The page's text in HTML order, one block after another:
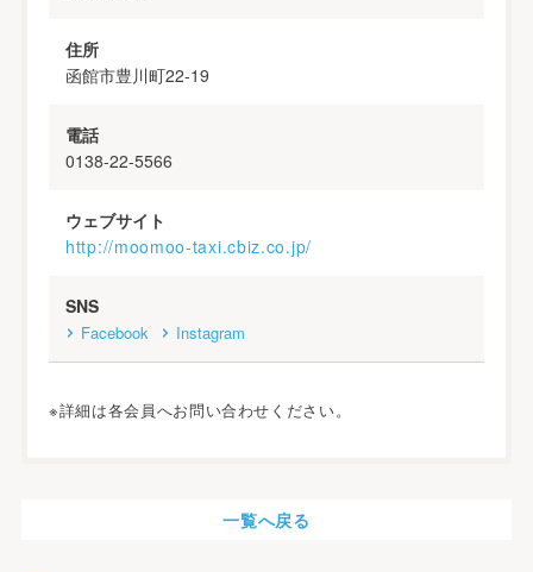
住所
函館市豊川町22-19
電話
0138-22-5566
ウェブサイト
http://moomoo-taxi.cbiz.co.jp/
SNS
Facebook Instagram
※詳細は各会員へお問い合わせください。
一覧へ戻る